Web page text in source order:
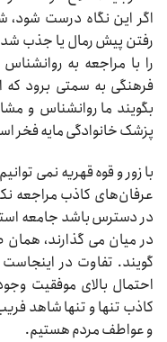
اگر این نگاه درست
رفتن پیش رمال یا جذب
را با مراجعه به
فرهنگی به سمتی برود که
بگویند ما روانشناس و
پزشک خانوادگی مایه فخر
با زور و قوه قهریه نمی
عرفان‌های کاذب مراجعه
در دسترس باشد جامعه
در میان می گذارند، همان
گویند. تفاوت در
احتمال بالای موفقیت
کاذب تنها و تنها شاهد
و عواطف مردم هستیم.